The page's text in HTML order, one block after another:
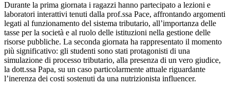
Durante la prima giornata i ragazzi hanno partecipato a lezioni e
laboratori interattivi tenuti dalla prof.ssa Pace, affrontando argomenti
legati al funzionamento del sistema tributario, all’importanza delle
tasse per la società e al ruolo delle istituzioni nella gestione delle
risorse pubbliche. La seconda giornata ha rappresentato il momento
più significativo: gli studenti sono stati protagonisti di una
simulazione di processo tributario, alla presenza di un vero giudice,
la dott.ssa Papa, su un caso particolarmente attuale riguardante
l’inerenza dei costi sostenuti da una nutrizionista influencer.